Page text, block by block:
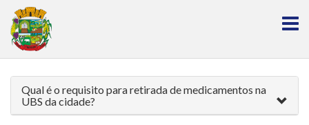
Qual é o requisito para retirada de medicamentos na
UBS da cidade?